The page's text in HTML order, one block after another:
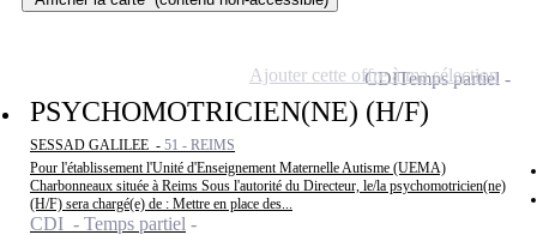
PSYCHOMOTRICIEN(NE) (H/F)
SESSAD GALILEE - 51 - REIMS
Pour l'établissement l'Unité d'Enseignement Maternelle Autisme (UEMA)
Charbonneaux située à Reims Sous l'autorité du Directeur, le/la psychomotricien(ne)
(H/F) sera chargé(e) de : Mettre en place des...
CDI - Temps partiel
CDITemps partiel
Ajouter cette offre à ma sélection